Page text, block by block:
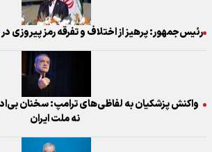
رئیس‌جمهور: پرهیز از اختلاف و تفرقه رمز پیروزی
واکنش پزشکیان به لفاظی‌های ترامپ: سخنان
نه ملت ایران